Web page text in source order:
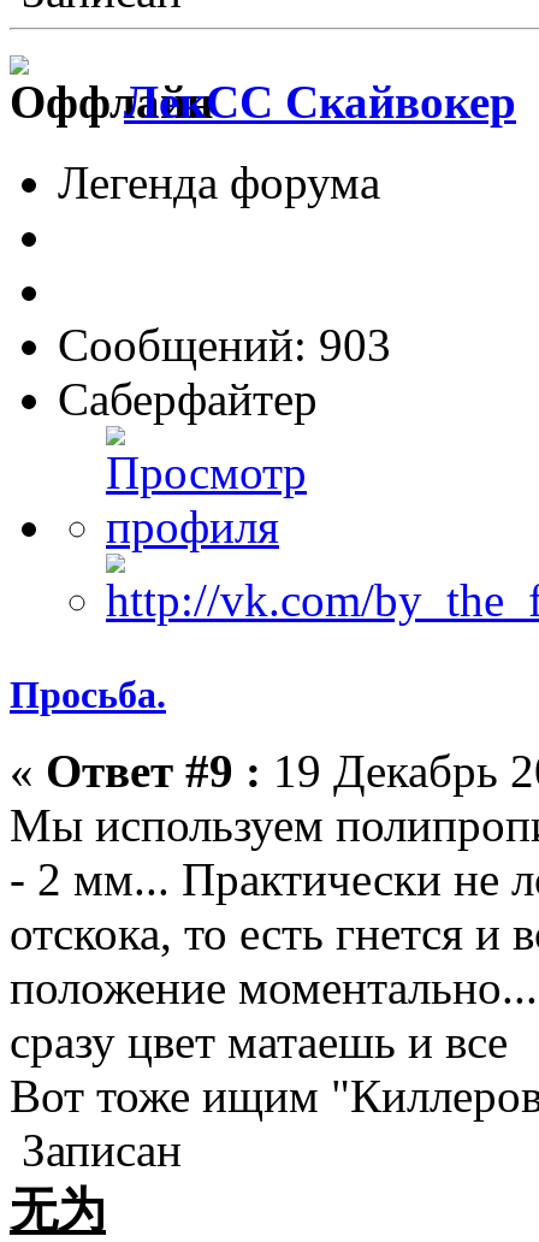
ЛекСС Скайвокер
Легенда форума
Сообщений: 903
Саберфайтер
Просьба.
« Ответ #9 : 19 Декабрь
Мы используем
- 2 мм... Практически не
отскока, то есть гнется и
положение
сразу цвет матаешь и все
Вот тоже ищим
Записан
无为